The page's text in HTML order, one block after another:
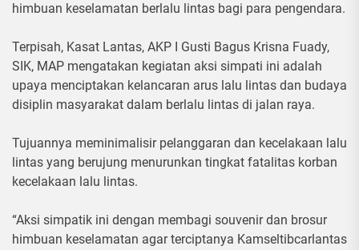
himbuan keselamatan berlalu lintas bagi para pengendara.
Terpisah, Kasat Lantas, AKP I Gusti Bagus Krisna Fuady,
SIK, MAP mengatakan kegiatan aksi simpati ini adalah
upaya menciptakan kelancaran arus lalu lintas dan budaya
disiplin masyarakat dalam berlalu lintas di jalan raya.
Tujuannya meminimalisir pelanggaran dan kecelakaan lalu
lintas yang berujung menurunkan tingkat fatalitas korban
kecelakaan lalu lintas.
“Aksi simpatik ini dengan membagi souvenir dan brosur
himbuan keselamatan agar terciptanya Kamseltibcarlantas